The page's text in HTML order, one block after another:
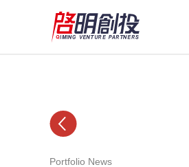
Portfolio News